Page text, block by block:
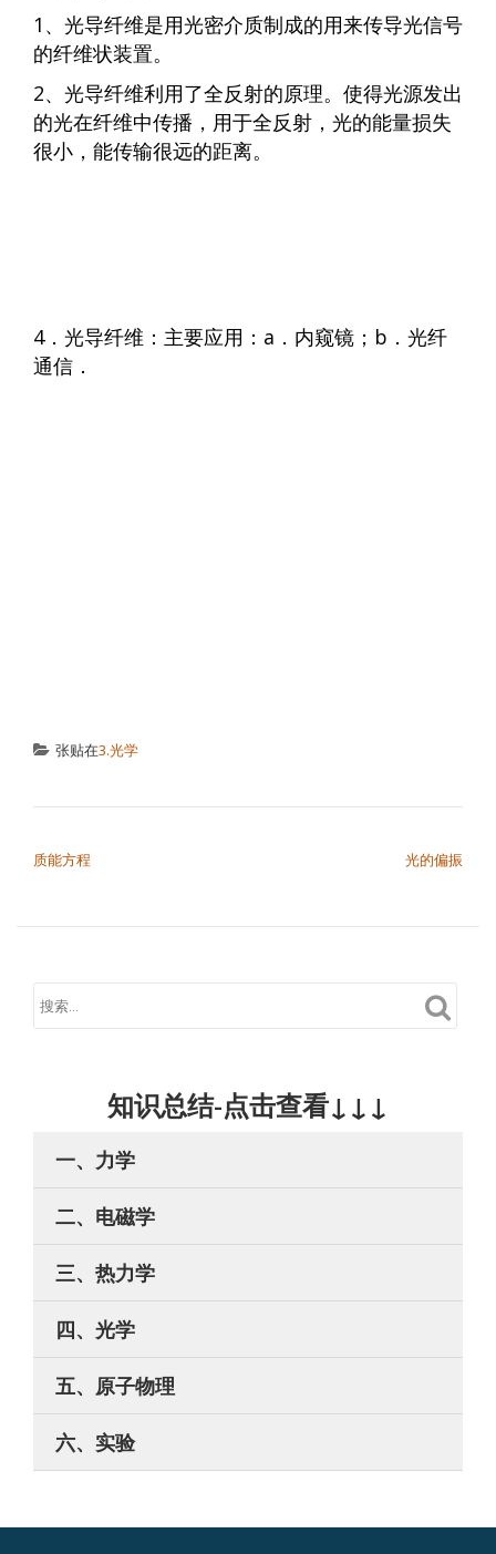
1、光导纤维是用光密介质制成的用来传导光信号
的纤维状装置。
2、光导纤维利用了全反射的原理。使得光源发出
的光在纤维中传播，用于全反射，光的能量损失
很小，能传输很远的距离。
4．光导纤维：主要应用：a．内窥镜；b．光纤
通信．
张贴在3.光学
质能方程 光的偏振
知识总结-点击查看↓↓↓
一、力学
二、电磁学
三、热力学
四、光学
五、原子物理
六、实验